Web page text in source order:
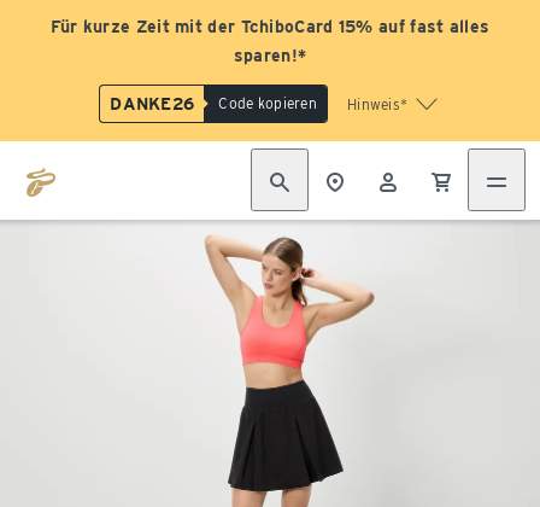
Für kurze Zeit mit der TchiboCard 15% auf fast alles
sparen!*
DANKE26 Code kopieren Hinweis*